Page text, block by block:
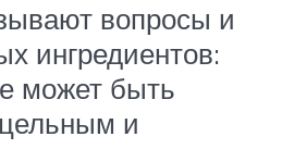
вопросы и
ингредиентов:
может быть
и